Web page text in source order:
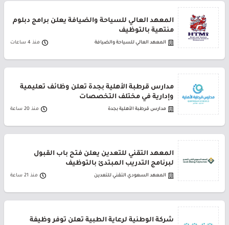
المعهد العالي للسياحة والضيافة يعلن برامج دبلوم
منتهية بالتوظيف
المعهد العالي للسياحة والضيافة منذ 4 ساعات
مدارس قرطبة الأهلية بجدة تعلن وظائف تعليمية
وإدارية في مختلف التخصصات
مدارس قرطبة الأهلية بجدة منذ 20 ساعة
المعهد التقني للتعدين يعلن فتح باب القبول
لبرنامج التدريب المبتدئ بالتوظيف
المعهد السعودي التقني للتعدين منذ 21 ساعة
شركة الوطنية لرعاية الطبية تعلن توفر وظيفة